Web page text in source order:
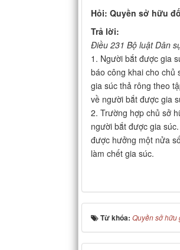
Hỏi: Quyền sở hữu
Trả lời:
Điều 231 Bộ luật Dân
1. Người bắt được gia
báo công khai cho chủ
gia súc thả rông theo
về người bắt được gia
2. Trường hợp chủ sở
người bắt được gia
được hưởng một nửa
làm chết gia súc.
Từ khóa: Quyền sở hữu